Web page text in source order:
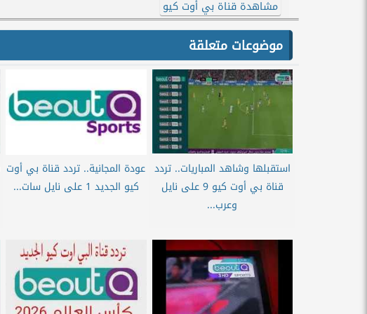
مشاهدة قناة بي أوت كيو
موضوعات متعلقة
استقبلها وشاهد المباريات.. تردد
قناة بي أوت كيو 9 على نايل
وعرب...
عودة المجانية.. تردد قناة بي أوت
كيو الجديد 1 على نايل سات...